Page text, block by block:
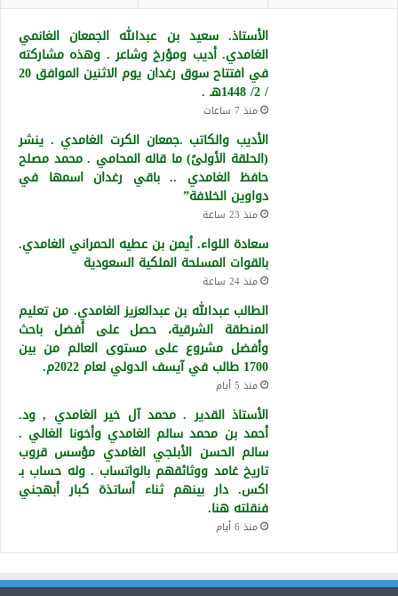
الأستاذ. سعيد بن عبدالله الجمعان الغانمي
الغامدي. أديب ومؤرخ وشاعر . وهذه مشاركته
في افتتاح سوق رغدان يوم الاثنين الموافق 20
/ 2/ 1448هـ .
منذ 7 ساعات
الأديب والكاتب .جمعان الكرت الغامدي . ينشر
(الحلقة الأولىً) ما قاله المحامي . محمد مصلح
حافظ الغامدي .. باقي رغدان اسمها في
دواوين الخلافة”
منذ 23 ساعة
سعادة اللواء. أيمن بن عطيه الحمراني الغامدي.
بالقوات المسلحة الملكية السعودية
منذ 24 ساعة
الطالب عبدالله بن عبدالعزيز الغامدي. من تعليم
المنطقة الشرقية، حصل على أفضل باحث
وأفضل مشروع على مستوى العالم من بين
1700 طالب في آيسف الدولي لعام 2022م.
منذ 5 أيام
الأستاذ القدير . محمد آل خير الغامدي , ود.
أحمد بن محمد سالم الغامدي وأخونا الغالي .
سالم الحسن الأبلجي الغامدي مؤسس قروب
تاريخ غامد ووثائقهم بالواتساب . وله حساب بـ
اكس. دار بينهم ثناء أساتذة كبار أبهجني
فنقلته هنا.
منذ 6 أيام